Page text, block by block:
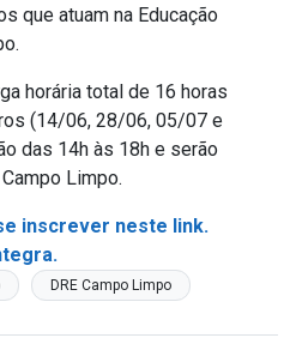
que atuam na Educação
horária total de 16 horas
(14/06, 28/06, 05/07 e
das 14h às 18h e serão
Limpo.
inscrever neste link.
DRE Campo Limpo